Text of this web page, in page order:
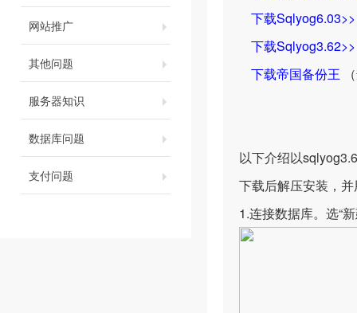
网站推广
其他问题
服务器知识
数据库问题
支付问题
下载Sqlyog6.03>>
下载Sqlyog3.62>>
下载帝国备份王
以下介绍以
下载后解压安装，
1.连接数据库。选“